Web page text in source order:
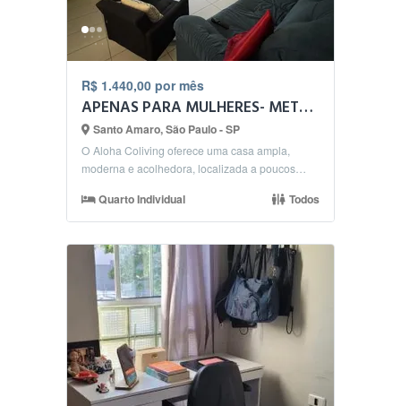
R$ 1.440,00 por mês
APENAS PARA MULHERES- METRO BROOKLIN - Aloha Coliving
Santo Amaro, São Paulo - SP
O Aloha Coliving oferece uma casa ampla,
moderna e acolhedora, localizada a poucos
Quarto Individual Todos